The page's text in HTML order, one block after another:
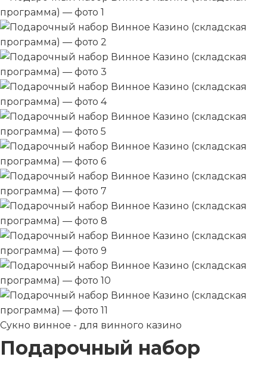
Сукно винное - для винного казино
Подарочный набор